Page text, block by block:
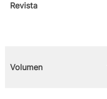
Revista
Volumen